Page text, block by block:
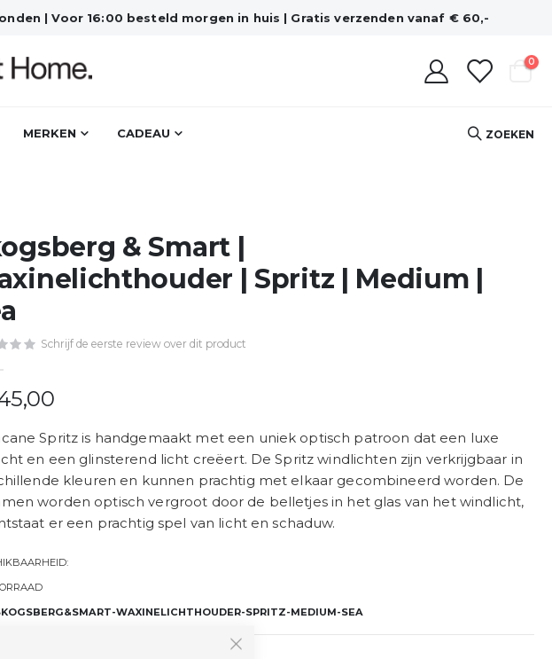
| Voor 16:00 besteld morgen in huis | Gratis verzenden vanaf € 60,-
0
MERKEN CADEAU ZOEKEN
& Smart |
| Spritz | Medium |
Schrijf de eerste review over dit product
Spritz is handgemaakt met een uniek optisch patroon dat een luxe
en een glinsterend licht creëert. De Spritz windlichten zijn verkrijgbaar in
kleuren en kunnen prachtig met elkaar gecombineerd worden. De
worden optisch vergroot door de belletjes in het glas van het windlicht,
er een prachtig spel van licht en schaduw.
WAXINELICHTHOUDER-SPRITZ-MEDIUM-SEA